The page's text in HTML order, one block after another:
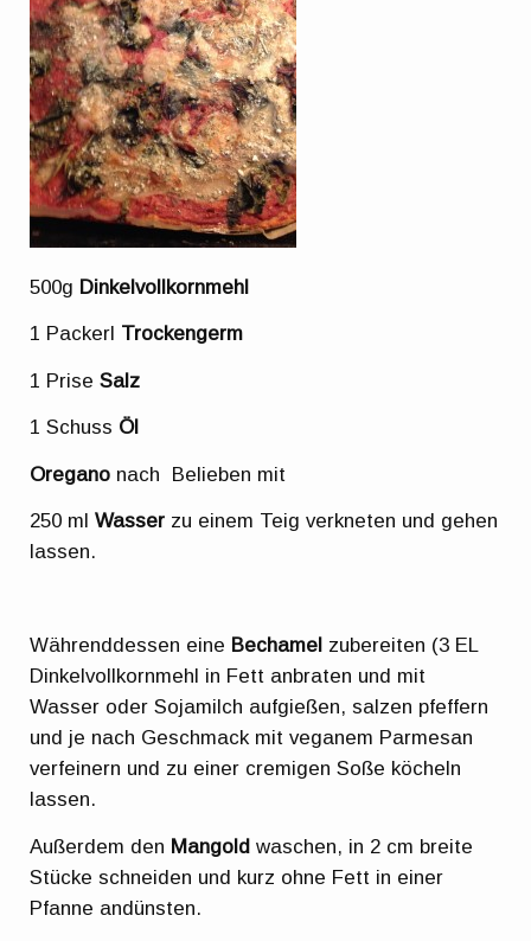
500g Dinkelvollkornmehl
1 Packerl Trockengerm
1 PriseSalz
1 Schuss Öl
Oregano nach Belieben mit
250 mlWasser zu einem Teig verkneten und gehen
lassen.
Währenddessen eine Bechamel zubereiten (3 EL
Dinkelvollkornmehl in Fett anbraten und mit
Wasser oder Sojamilch aufgießen, salzen pfeffern
und je nach Geschmack mit veganem Parmesan
verfeinern und zu einer cremigen Soße köcheln
lassen.
Außerdem den Mangold waschen, in 2 cm breite
Stücke schneiden und kurz ohne Fett in einer
Pfanne andünsten.